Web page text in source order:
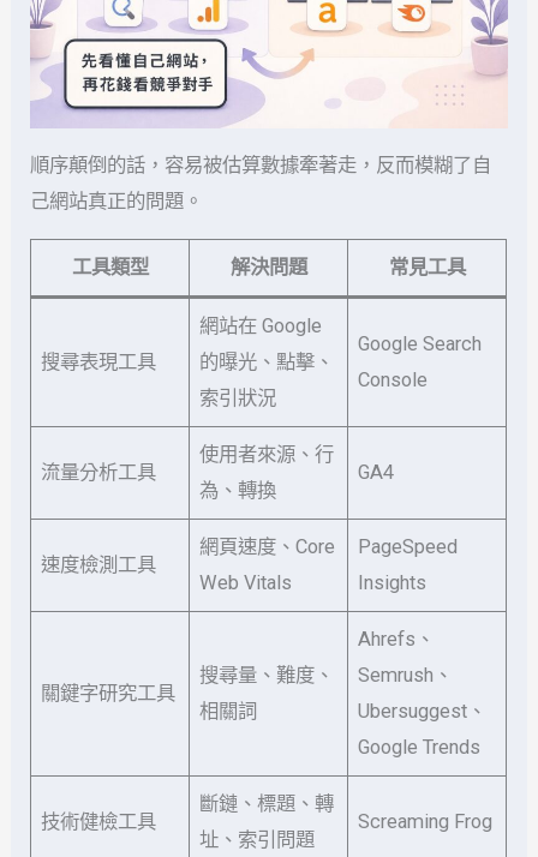
順序顛倒的話，容易被估算數據牽著走，反而模糊了自
己網站真正的問題。
工具類型 解決問題 常見工具
搜尋表現工具
網站在 Google
的曝光、點擊、
索引狀況
Google Search
Console
流量分析工具
使用者來源、行
為、轉換
GA4
速度檢測工具
網頁速度、Core
Web Vitals
PageSpeed
Insights
關鍵字研究工具
搜尋量、難度、
相關詞
Ahrefs、
Semrush、
Ubersuggest、
Google Trends
技術健檢工具
斷鏈、標題、轉
址、索引問題
Screaming Frog